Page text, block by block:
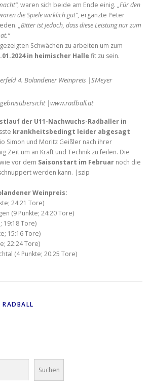
, waren sich beide am Ende einig. „Für den
die Spiele wirklich gut“, ergänzte Peter
„Bitter ist jedoch, dass diese Leistung nur zum
Schwächen zu arbeiten um zum
in heimischer Halle fit zu sein.
4. Bolandener Weinpreis |SMeyer
|www.radball.at
der U11-Nachwuchs-Radballer in
krankheitsbedingt leider abgesagt
Simon und Moritz Geißler nach ihrer
Zeit um an Kraft und Technik zu feilen. Die
vor dem Saisonstart im Februar noch die
werden kann. |szip
Weinpreis:
24:21 Tore)
(9 Punkte; 24:20 Tore)
19:18 Tore)
15:16 Tore)
22:24 Tore)
(4 Punkte; 20:25 Tore)
RADBALL
Suchen